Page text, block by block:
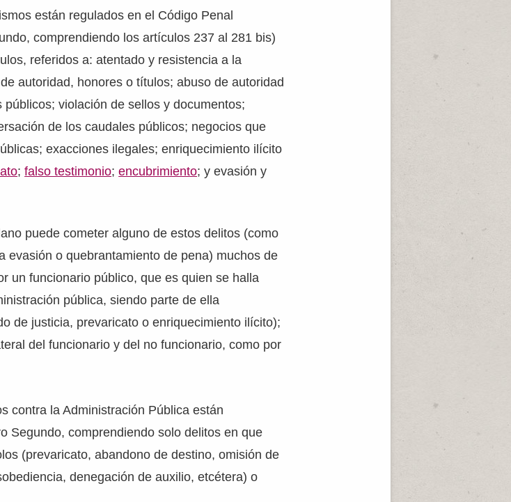
están regulados en el Código Penal
comprendiendo los artículos 237 al 281 bis)
referidos a: atentado y resistencia a la
autoridad, honores o títulos; abuso de autoridad
violación de sellos y documentos;
de los caudales públicos; negocios que
exacciones ilegales; enriquecimiento ilícito
;falso testimonio;encubrimiento; y evasión y
puede cometer alguno de estos delitos (como
evasión o quebrantamiento de pena) muchos de
un funcionario público, que es quien se halla
pública, siendo parte de ella
de justicia, prevaricato o enriquecimiento ilícito);
del funcionario y del no funcionario, como por
contra la Administración Pública están
Segundo, comprendiendo solo delitos en que
(prevaricato, abandono de destino, omisión de
denegación de auxilio, etcétera) o